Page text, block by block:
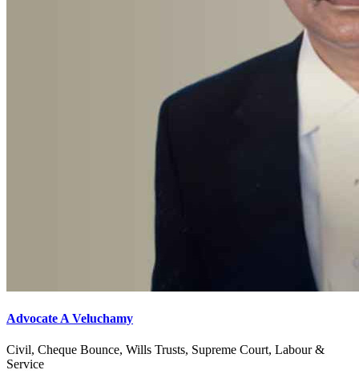
Advocate A Veluchamy
Civil, Cheque Bounce, Wills Trusts, Supreme Court, Labour &
Service